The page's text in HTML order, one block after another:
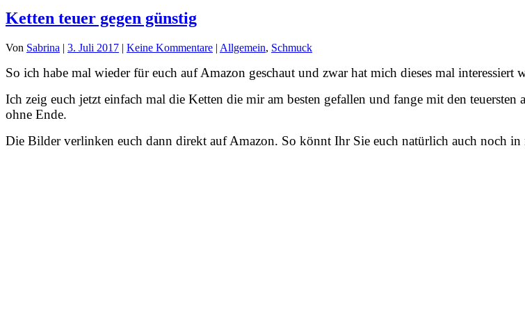
Ketten teuer gegen günstig
Von Sabrina | 3. Juli 2017 | Keine Kommentare | Allgemein, Schmuck
So ich habe mal wieder für euch auf Amazon geschaut und zwar hat mich dieses mal interessiert
Ich zeig euch jetzt einfach mal die Ketten die mir am besten gefallen und fange mit den
ohne Ende.
Die Bilder verlinken euch dann direkt auf Amazon. So könnt Ihr Sie euch natürlich auch noch in